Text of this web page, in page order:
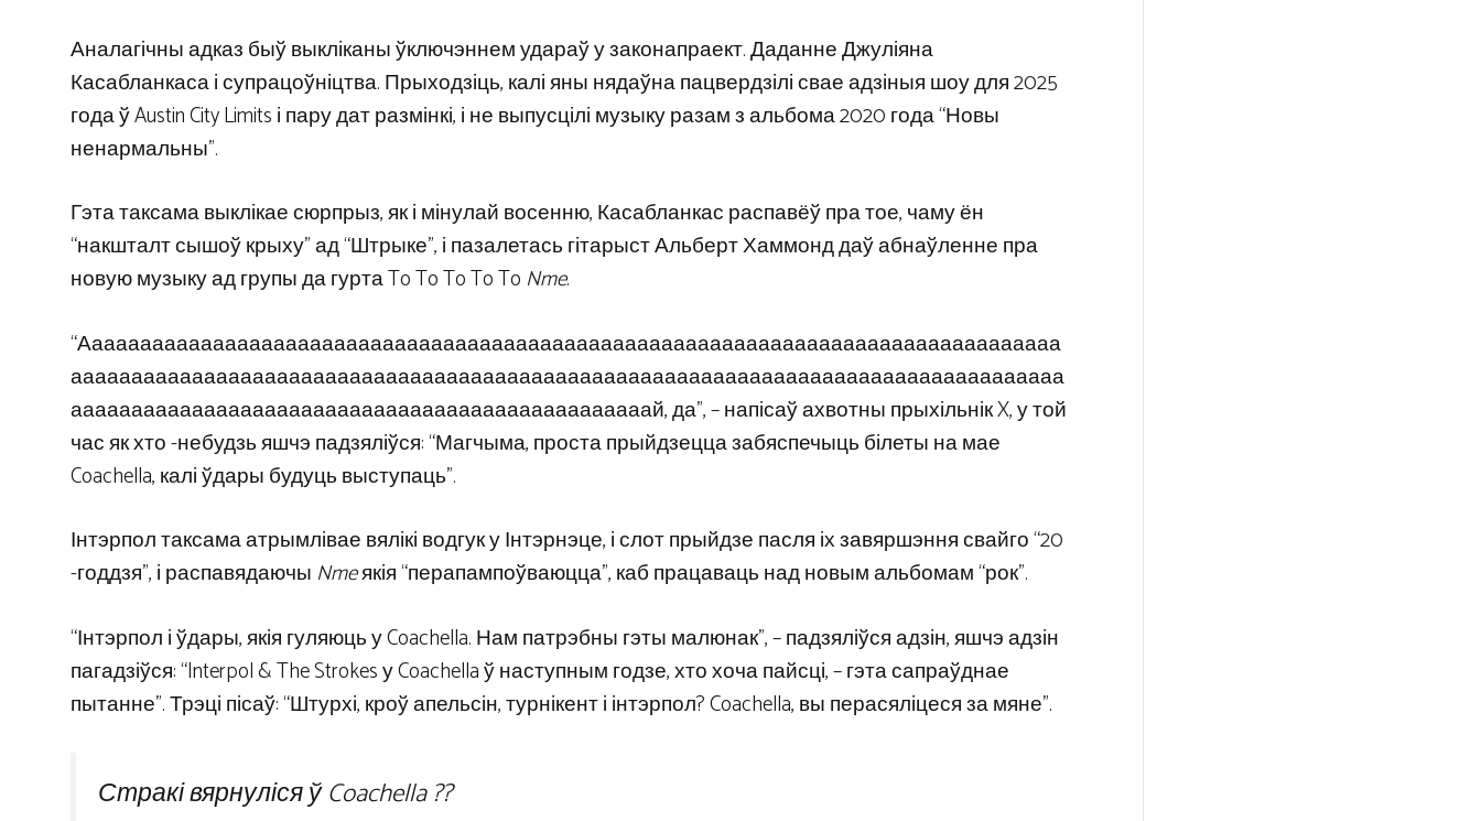
Аналагічны адказ быў выкліканы ўключэннем удараў у законапраект. Даданне Джуліяна
Касабланкаса і супрацоўніцтва. Прыходзіць, калі яны нядаўна пацвердзілі свае адзіныя шоу для 2025
года ў Austin City Limits і пару дат размінкі, і не выпусцілі музыку разам з альбома 2020 года “Новы
ненармальны”.
Гэта таксама выклікае сюрпрыз, як і мінулай восенню, Касабланкас распавёў пра тое, чаму ён
“накшталт сышоў крыху” ад “Штрыке”, і пазалетась гітарыст Альберт Хаммонд даў абнаўленне пра
новую музыку ад групы да гурта To To To To To Nme.
“Ааааааааааааааааааааааааааааааааааааааааааааааааааааааааааааааааааааааааааааааааа
аааааааааааааааааааааааааааааааааааааааааааааааааааааааааааааааааааааааааааааааааа
аааааааааааааааааааааааааааааааааааааааааааааааай, да”, – напісаў ахвотны прыхільнік X, у той
час як хто -небудзь яшчэ падзяліўся: “Магчыма, проста прыйдзецца забяспечыць білеты на мае
Coachella, калі ўдары будуць выступаць”.
Інтэрпол таксама атрымлівае вялікі водгук у Інтэрнэце, і слот прыйдзе пасля іх завяршэння свайго “20
-годдзя”, і распавядаючы Nmeякія “перапампоўваюцца”, каб працаваць над новым альбомам “рок”.
“Інтэрпол і ўдары, якія гуляюць у Coachella. Нам патрэбны гэты малюнак”, – падзяліўся адзін, яшчэ адзін
пагадзіўся: “Interpol & The Strokes у Coachella ў наступным годзе, хто хоча пайсці, – гэта сапраўднае
пытанне”. Трэці пісаў: “Штурхі, кроў апельсін, турнікент і інтэрпол? Coachella, вы перасяліцеся за мяне”.
Стракі вярнуліся ў Coachella ??